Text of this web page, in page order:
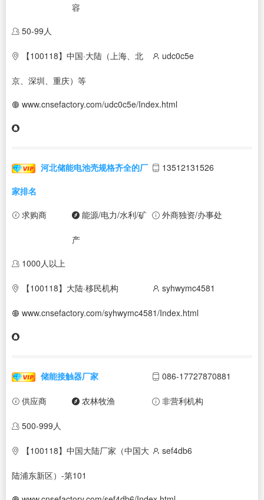
容
50-99人
【100118】中国·大陆（上海、北
京、深圳、重庆）等
udc0c5e
www.cnsefactory.com/udc0c5e/Index.html
河北储能电池壳规格齐全的厂
家排名
13512131526
求购商 能源/电力/水利/矿
产
外商独资/办事处
1000人以上
【100118】大陆·移民机构 syhwymc4581
www.cnsefactory.com/syhwymc4581/Index.html
储能接触器厂家 086-17727870881
供应商 农林牧渔 非营利机构
500-999人
【100118】中国大陆厂家（中国大
陆浦东新区）-第101
sef4db6